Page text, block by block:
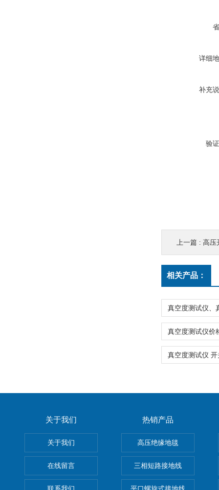
详细
补充
验
上一篇 : 高压
相关产品：
关于我们
关于我们
在线留言
热销产品
高压绝缘地毯
三相短路接地线